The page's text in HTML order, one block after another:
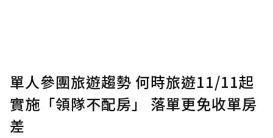
確認送出
單人參團旅遊趨勢 何時旅遊11/11起
實施「領隊不配房」 落單更免收單房
差